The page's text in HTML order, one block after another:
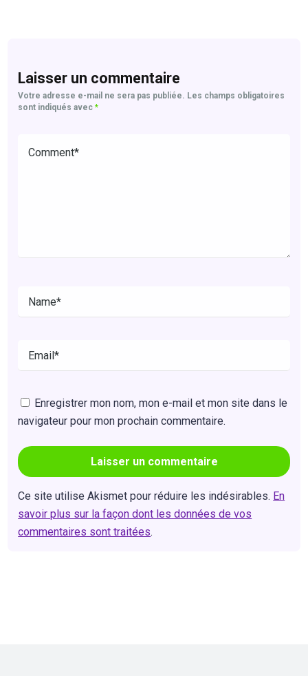
Laisser un commentaire
Votre adresse e-mail ne sera pas publiée. Les champs obligatoires
sont indiqués avec*
Enregistrer mon nom, mon e-mail et mon site dans le
navigateur pour mon prochain commentaire.
Ce site utilise Akismet pour réduire les indésirables. En
savoir plus sur la façon dont les données de vos
commentaires sont traitées.